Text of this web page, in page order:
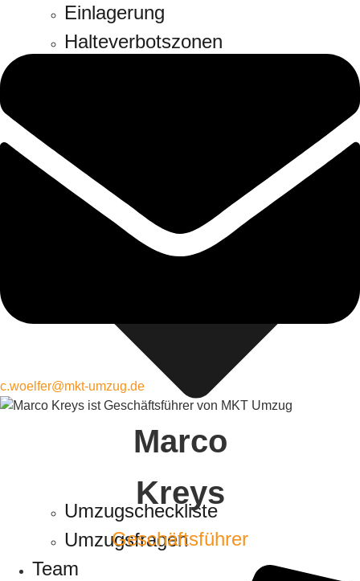
Einlagerung
Halteverbotszonen
Umzugscheckliste
Umzugsfragen
Team
c.woelfer@mkt-umzug.de
Marco
Kreys
Geschäftsführer